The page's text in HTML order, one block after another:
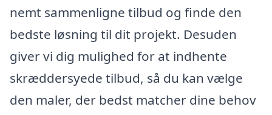
nemt sammenligne tilbud og finde den
bedste løsning til dit projekt. Desuden
giver vi dig mulighed for at indhente
skræddersyede tilbud, så du kan vælge
den maler, der bedst matcher dine behov